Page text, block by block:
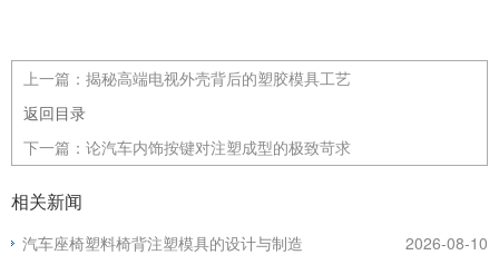
上一篇： 揭秘高端电视外壳背后的塑胶模具工艺
返回目录
下一篇： 论汽车内饰按键对注塑成型的极致苛求
相关新闻
汽车座椅塑料椅背注塑模具的设计与制造
2026-08-10